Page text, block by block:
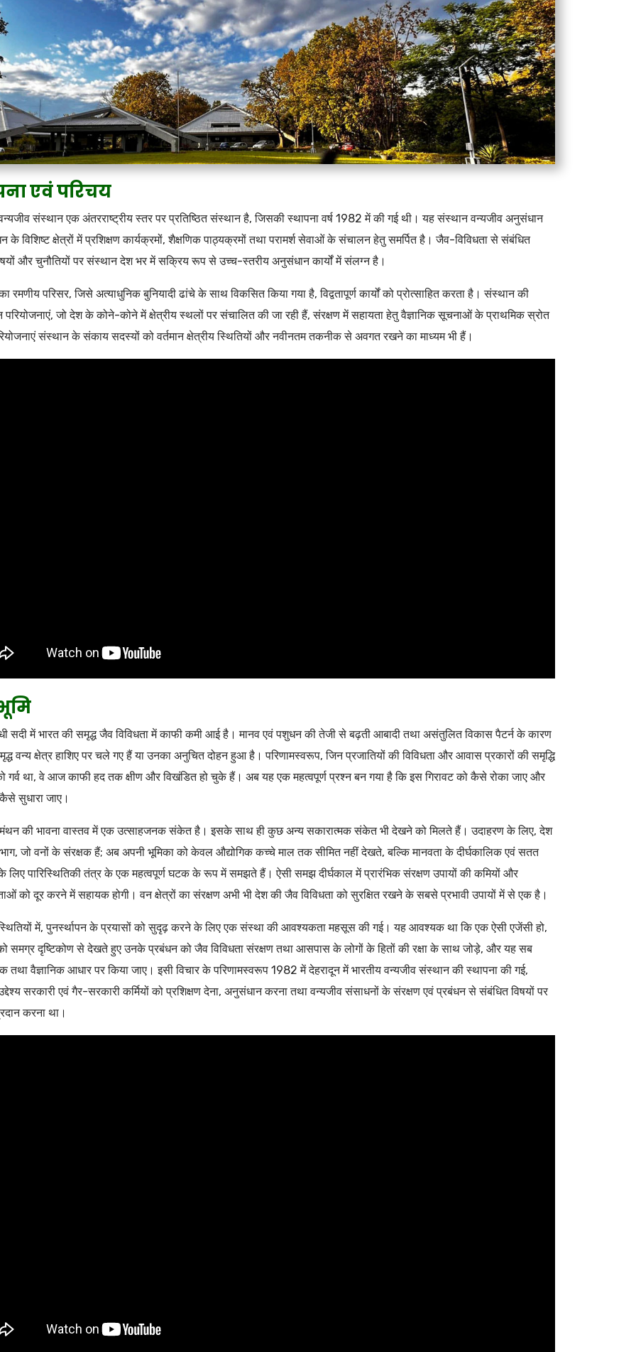
एवं परिचय
संस्थान एक अंतरराष्ट्रीय स्तर पर प्रतिष्ठित संस्थान है, जिसकी स्थापना वर्ष 1982 में की गई थी। यह संस्थान वन्यजीव अनुसंधान
के विशिष्ट क्षेत्रों में प्रशिक्षण कार्यक्रमों, शैक्षणिक पाठ्यक्रमों तथा परामर्श सेवाओं के संचालन हेतु समर्पित है। जैव-विविधता से संबंधित
और चुनौतियों पर संस्थान देश भर में सक्रिय रूप से उच्च-स्तरीय अनुसंधान कार्यों में संलग्न है।
रमणीय परिसर, जिसे अत्याधुनिक बुनियादी ढांचे के साथ विकसित किया गया है, विद्वतापूर्ण कार्यों को प्रोत्साहित करता है। संस्थान की
जो देश के कोने-कोने में क्षेत्रीय स्थलों पर संचालित की जा रही हैं, संरक्षण में सहायता हेतु वैज्ञानिक सूचनाओं के प्राथमिक स्रोत
संस्थान के संकाय सदस्यों को वर्तमान क्षेत्रीय स्थितियों और नवीनतम तकनीक से अवगत रखने का माध्यम भी हैं।
सदी में भारत की समृद्ध जैव विविधता में काफी कमी आई है। मानव एवं पशुधन की तेजी से बढ़ती आबादी तथा असंतुलित विकास पैटर्न के कारण
वन्य क्षेत्र हाशिए पर चले गए हैं या उनका अनुचित दोहन हुआ है। परिणामस्वरूप, जिन प्रजातियों की विविधता और आवास प्रकारों की समृद्धि
गर्व था, वे आज काफी हद तक क्षीण और विखंडित हो चुके हैं। अब यह एक महत्वपूर्ण प्रश्न बन गया है कि इस गिरावट को कैसे रोका जाए और
सुधारा जाए।
की भावना वास्तव में एक उत्साहजनक संकेत है। इसके साथ ही कुछ अन्य सकारात्मक संकेत भी देखने को मिलते हैं। उदाहरण के लिए, देश
जो वनों के संरक्षक हैं; अब अपनी भूमिका को केवल औद्योगिक कच्चे माल तक सीमित नहीं देखते, बल्कि मानवता के दीर्घकालिक एवं सतत
लिए पारिस्थितिकी तंत्र के एक महत्वपूर्ण घटक के रूप में समझते हैं। ऐसी समझ दीर्घकाल में प्रारंभिक संरक्षण उपायों की कमियों और
को दूर करने में सहायक होगी। वन क्षेत्रों का संरक्षण अभी भी देश की जैव विविधता को सुरक्षित रखने के सबसे प्रभावी उपायों में से एक है।
में, पुनर्स्थापन के प्रयासों को सुदृढ़ करने के लिए एक संस्था की आवश्यकता महसूस की गई। यह आवश्यक था कि एक ऐसी एजेंसी हो,
समग्र दृष्टिकोण से देखते हुए उनके प्रबंधन को जैव विविधता संरक्षण तथा आसपास के लोगों के हितों की रक्षा के साथ जोड़े, और यह सब
तथा वैज्ञानिक आधार पर किया जाए। इसी विचार के परिणामस्वरूप 1982 में देहरादून में भारतीय वन्यजीव संस्थान की स्थापना की गई,
सरकारी एवं गैर-सरकारी कर्मियों को प्रशिक्षण देना, अनुसंधान करना तथा वन्यजीव संसाधनों के संरक्षण एवं प्रबंधन से संबंधित विषयों पर
करना था।